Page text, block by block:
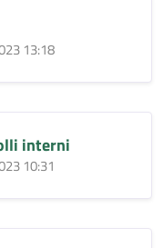
13:18
interni
10:31